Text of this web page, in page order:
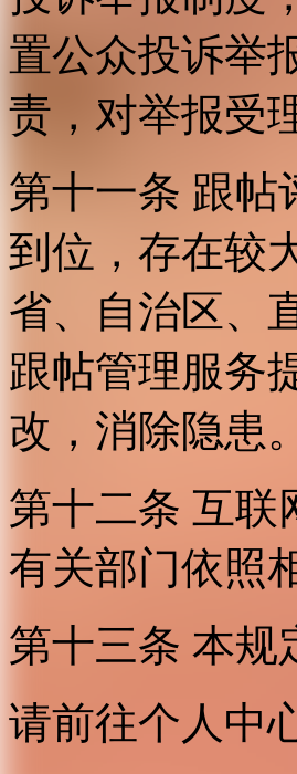
置公众投诉举
责，对举报受
第十一条 跟帖
到位，存在较
省、自治区、
跟帖管理服务
改，消除隐患。
第十二条 互联
有关部门依照
第十三条 本规
请前往个人中